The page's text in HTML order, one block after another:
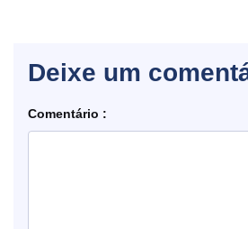
Deixe um
Comentário